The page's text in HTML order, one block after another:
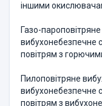
іншими
Газо-
вибухонебезпечне
повітрям з
Пилоповітряне
вибухонебезпечне
повітрям з